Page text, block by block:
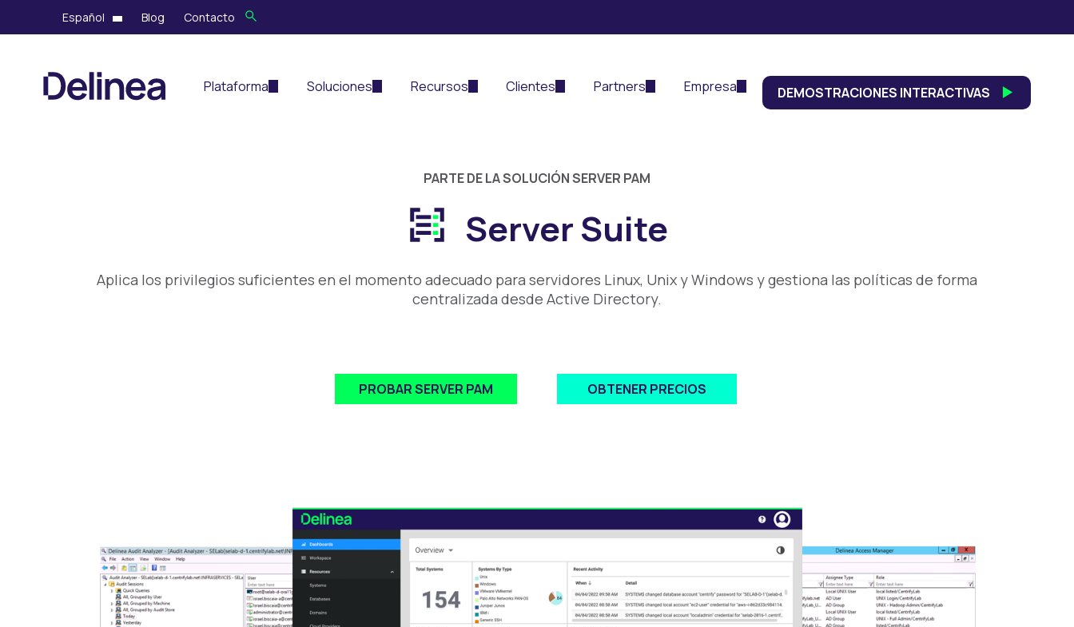
Español Blog Contacto
Plataforma Soluciones Recursos Clientes Partners Empresa DEMOSTRACIONES INTERACTIVAS
PARTE DE LA SOLUCIÓN SERVER PAM
Server Suite
Aplica los privilegios suficientes en el momento adecuado para servidores Linux, Unix y Windows y gestiona las políticas de forma
centralizada desde Active Directory.
PROBAR SERVER PAM OBTENER PRECIOS